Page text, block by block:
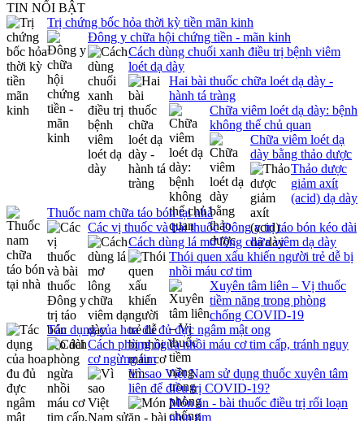
TIN NỔI BẬT
Trị chứng bốc hỏa thời kỳ tiền mãn kinh
Đông y chữa hội chứng tiền - mãn kinh
Cách dùng chuối xanh điều trị bệnh viêm
loét dạ dày
Hai bài thuốc chữa loét dạ dày -
hành tá tràng
Chữa viêm loét dạ dày: bệnh
không thể chủ quan
Chữa viêm loét dạ
dày bằng thảo dược
Thảo dược
giảm axít
(acid) dạ dày
Thuốc nam chữa táo bón tại nhà
Các vị thuốc và bài thuốc Đông y trị táo bón kéo dài
Cách dùng lá mơ lông chữa viêm dạ dày
Thói quen xấu khiến người trẻ dễ bị
nhồi máu cơ tim
Xuyên tâm liên – Vị thuốc
tiềm năng trong phòng
chống COVID-19
Tác dụng của hoa đu đủ đực ngâm mật ong
Cách phòng ngừa nhồi máu cơ tim cấp, tránh nguy
cơ ngừng tim
Vì sao Việt Nam sử dụng thuốc xuyên tâm
liên để điều trị COVID-19?
Món ăn - bài thuốc điều trị rối loạn
nhịp tim